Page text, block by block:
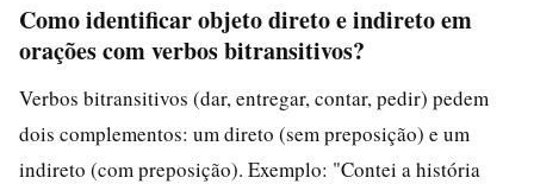
Como identificar objeto direto e indireto em
orações com verbos bitransitivos?
Verbos bitransitivos (dar, entregar, contar, pedir) pedem
dois complementos: um direto (sem preposição) e um
indireto (com preposição). Exemplo: "Contei a história